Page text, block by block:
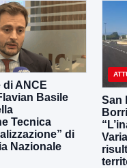
di ANCE
Basile
Tecnica
di
Nazionale
San